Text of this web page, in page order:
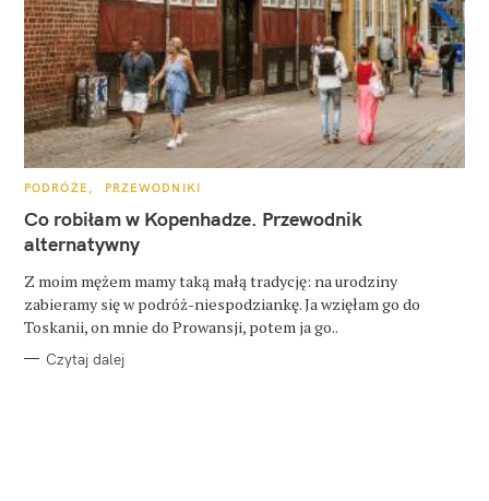
K
T
E
G
O
I
E
PODRÓŻE PRZEWODNIKI
Co robiłam w Kopenhadze. Przewodnik
alternatywny
Z moim mężem mamy taką małą tradycję: na urodziny
zabieramy się w podróż-niespodziankę. Ja wzięłam go do
Toskanii, on mnie do Prowansji, potem ja go..
Czytaj dalej